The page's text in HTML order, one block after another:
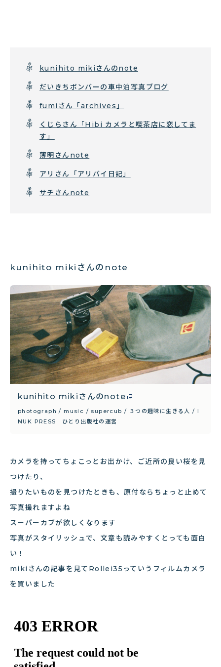
kunihito mikiさんのnote
だいきちボンバーの車中泊写真ブログ
fumiさん「archives」
くじらさん「Hibi カメラと喫茶店に恋してま
す」
薄明さんnote
アリさん「アリバイ日記」
サチさんnote
kunihito mikiさんのnote
kunihito mikiさんのnote
photograph / music / supercub / ３つの趣味に生きる人 / I
NUK PRESS ひとり出版社の運営
カメラを持ってちょこっとお出かけ、ご近所の良い桜を見
つけたり、
撮りたいものを見つけたときも、原付ならちょっと止めて
写真撮れますよね
スーパーカブが欲しくなります
写真がスタイリッシュで、文章も読みやすくとっても面白
い！
mikiさんの記事を見てRollei35っていうフィルムカメラ
を買いました